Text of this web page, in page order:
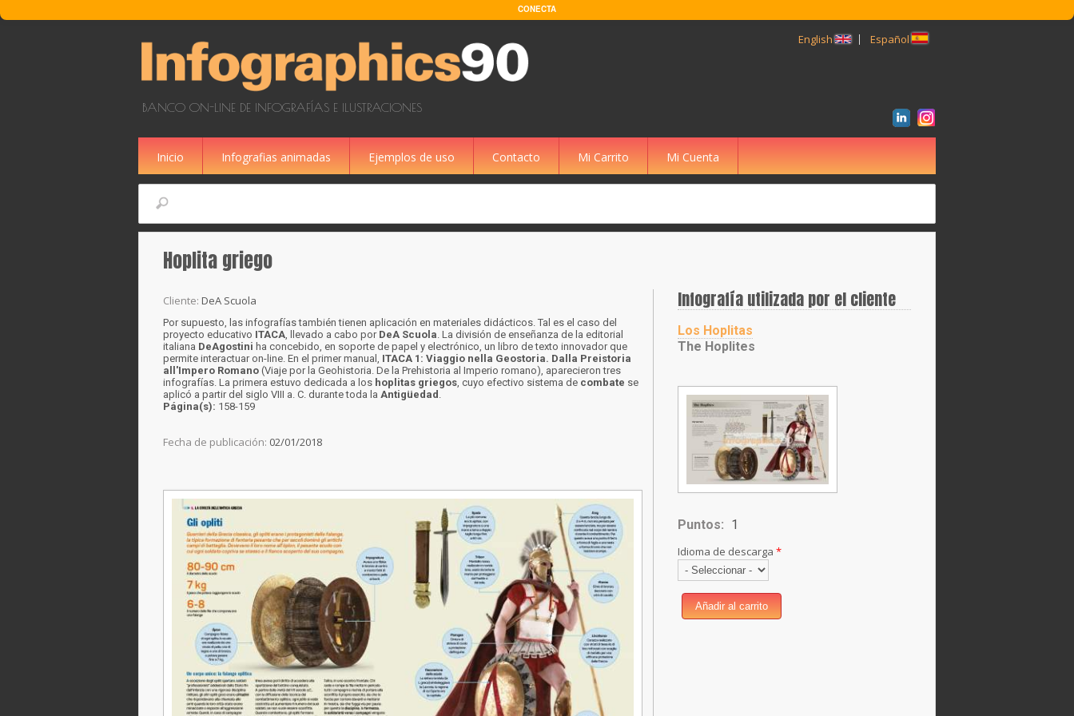
CONECTA
BANCO ON-LINE DE INFOGRAFÍAS E ILUSTRACIONES
English Español
Inicio Infografias animadas Ejemplos de uso Contacto Mi Carrito Mi Cuenta
Buscar
Hoplita griego
Cliente: DeA Scuola
Por supuesto, las infografías también tienen aplicación en materiales didácticos. Tal es el caso del
proyecto educativo ITACA, llevado a cabo por DeA Scuola . La división de enseñanza de la editorial
italiana DeAgostini ha concebido, en soporte de papel y electrónico, un libro de texto innovador que
permite interactuar on-line. En el primer manual, ITACA 1: Viaggio nella Geostoria. Dalla Preistoria
all'Impero Romano(Viaje por la Geohistoria. De la Prehistoria al Imperio romano), aparecieron tres
infografías. La primera estuvo dedicada a los hoplitas griegos, cuyo efectivo sistema de combate se
aplicó a partir del siglo VIII a. C. durante toda la Antigüedad
Página(s): 158-159
Fecha de publicación: 02/01/2018
Infografía utilizada por el cliente
Los Hoplitas
The Hoplites
Puntos: 1
Idioma de descarga*